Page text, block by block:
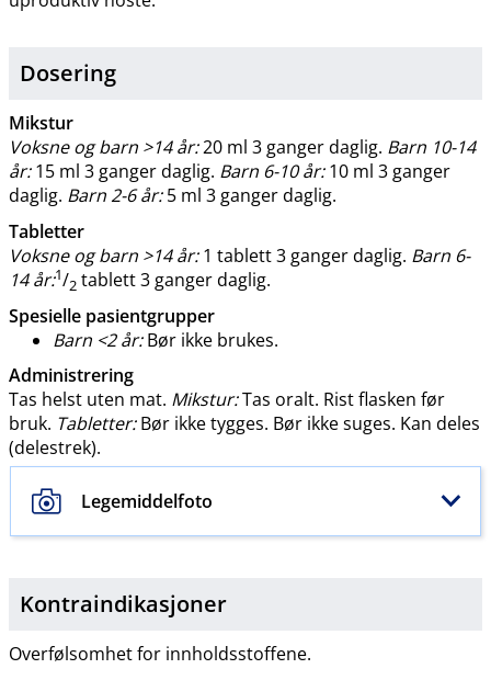
Dosering
Mikstur
Voksne og barn >14 år:20 ml 3 ganger daglig. Barn 10-14
år:15 ml 3 ganger daglig. Barn 6-10 år:10 ml 3 ganger
daglig. Barn 2-6 år:5 ml 3 ganger daglig.
Tabletter
Voksne og barn >14 år:1 tablett 3 ganger daglig. Barn 6-
14 år:1/2 tablett 3 ganger daglig.
Spesielle pasientgrupper
Barn <2 år:Bør ikke brukes.
Administrering
Tas helst uten mat. Mikstur:Tas oralt. Rist flasken før
bruk. Tabletter:Bør ikke tygges. Bør ikke suges. Kan deles
(delestrek).
Legemiddelfoto
Kontraindikasjoner
Overfølsomhet for innholdsstoffene.